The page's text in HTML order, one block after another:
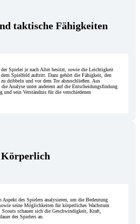
taktische Fähigkeiten
Spieler je nach Alter besitzt, sowie die Leichtigkeit
Spielfeld auftritt. Dazu gehört die Fähigkeit, den
dribbeln und vor dem Tor abzuschließen. Aus
Analyse unter anderem auf die Entscheidungsfindung
und sein Verständnis für die verschiedenen
Körperlich
des Spielers analysieren, um die Bedeutung
seine Möglichkeiten für körperliches Wachstum
schauen sich die Geschwindigkeit, Kraft,
des Spielers an.